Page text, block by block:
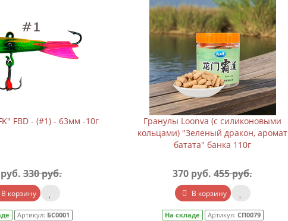
FBD - (#1) - 63мм -10г
330 руб.
В корзину
Артикул: БС0001
Гранулы Loonva (с силиконовыми
кольцами) "Зеленый дракон, аромат
батата" банка 110г
370 руб. 455 руб.
В корзину
На складе Артикул: СП0079